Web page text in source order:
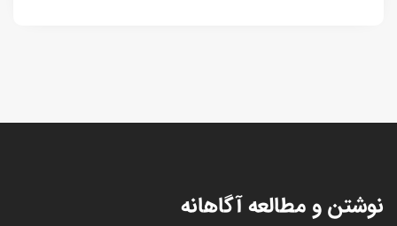
نوشتن و مطالعه آگاهانه